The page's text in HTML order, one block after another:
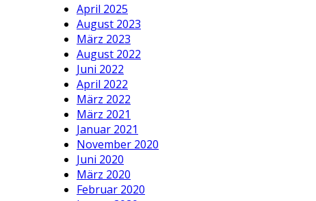
April 2025
August 2023
März 2023
August 2022
Juni 2022
April 2022
März 2022
März 2021
Januar 2021
November 2020
Juni 2020
März 2020
Februar 2020